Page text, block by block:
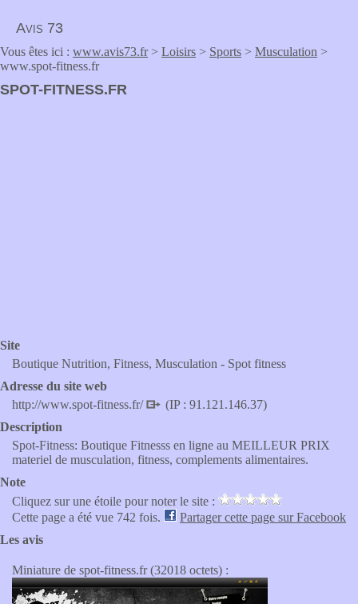
Avis 73
Vous êtes ici : www.avis73.fr> Loisirs > Sports > Musculation >
www.spot-fitness.fr
SPOT-FITNESS.FR
Site
Boutique Nutrition, Fitness, Musculation - Spot fitness
Adresse du site web
http://www.spot-fitness.fr/
(IP : 91.121.146.37)
Description
Spot-Fitness: Boutique Fitnesss en ligne au MEILLEUR PRIX
materiel de musculation, fitness, complements alimentaires.
Note
Cliquez sur une étoile pour noter le site :
Cette page a été vue 742 fois.
Partager cette page sur Facebook
Les avis
Miniature de spot-fitness.fr (32018 octets) :